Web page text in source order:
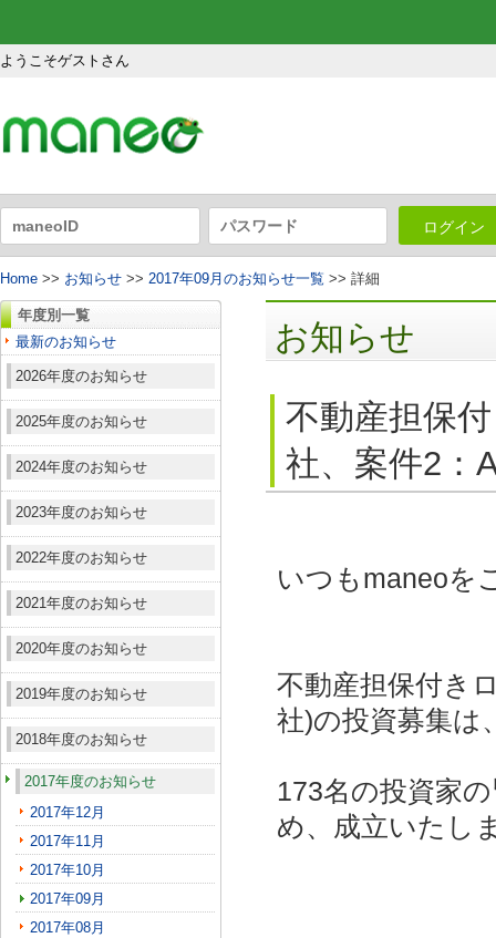
ようこそゲストさん
ログイン
Home >> お知らせ >> 2017年09月のお知らせ一覧 >> 詳細
年度別一覧
最新のお知らせ
2026年度のお知らせ
2025年度のお知らせ
2024年度のお知らせ
2023年度のお知らせ
2022年度のお知らせ
2021年度のお知らせ
2020年度のお知らせ
2019年度のお知らせ
2018年度のお知らせ
2017年度のお知らせ
2017年12月
2017年11月
2017年10月
2017年09月
2017年08月
お知らせ
不動産担保
社、案件2：
いつもmaneoを
不動産担保付き
社)の投資募集は
173名の投資家
め、成立いたし